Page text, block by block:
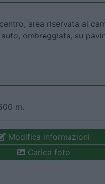
area riservata ai
ombreggiata, su
m.
Modifica informazioni
Carica foto